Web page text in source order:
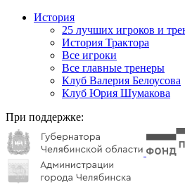
История
25 лучших игроков и
История Трактора
Все игроки
Все главные тренеры
Клуб Валерия Белоусова
Клуб Юрия Шумакова
При поддержке: